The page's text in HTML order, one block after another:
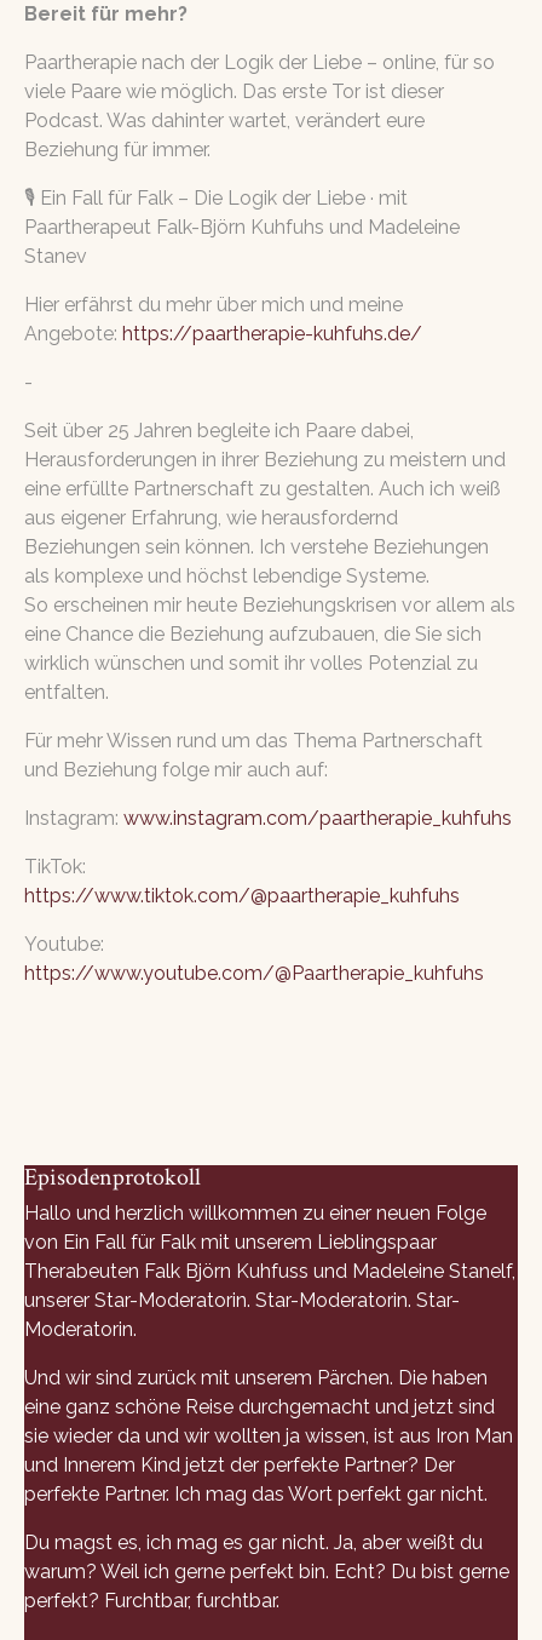
Bereit für mehr?
Paartherapie nach der Logik der Liebe – online, für so
viele Paare wie möglich. Das erste Tor ist dieser
Podcast. Was dahinter wartet, verändert eure
Beziehung für immer.
🎙️ Ein Fall für Falk – Die Logik der Liebe · mit
Paartherapeut Falk-Björn Kuhfuhs und Madeleine
Stanev
Hier erfährst du mehr über mich und meine
Angebote: https://paartherapie-kuhfuhs.de/
-
Seit über 25 Jahren begleite ich Paare dabei,
Herausforderungen in ihrer Beziehung zu meistern und
eine erfüllte Partnerschaft zu gestalten. Auch ich weiß
aus eigener Erfahrung, wie herausfordernd
Beziehungen sein können. Ich verstehe Beziehungen
als komplexe und höchst lebendige Systeme.
So erscheinen mir heute Beziehungskrisen vor allem als
eine Chance die Beziehung aufzubauen, die Sie sich
wirklich wünschen und somit ihr volles Potenzial zu
entfalten.
Für mehr Wissen rund um das Thema Partnerschaft
und Beziehung folge mir auch auf:
Instagram: www.instagram.com/paartherapie_kuhfuhs
TikTok:
https://www.tiktok.com/@paartherapie_kuhfuhs
Youtube:
https://www.youtube.com/@Paartherapie_kuhfuhs
Episodenprotokoll
Hallo und herzlich willkommen zu einer neuen Folge
von Ein Fall für Falk mit unserem Lieblingspaar
Therabeuten Falk Björn Kuhfuss und Madeleine Stanelf,
unserer Star-Moderatorin. Star-Moderatorin. Star-
Moderatorin.
Und wir sind zurück mit unserem Pärchen. Die haben
eine ganz schöne Reise durchgemacht und jetzt sind
sie wieder da und wir wollten ja wissen, ist aus Iron Man
und Innerem Kind jetzt der perfekte Partner? Der
perfekte Partner. Ich mag das Wort perfekt gar nicht.
Du magst es, ich mag es gar nicht. Ja, aber weißt du
warum? Weil ich gerne perfekt bin. Echt? Du bist gerne
perfekt? Furchtbar, furchtbar.